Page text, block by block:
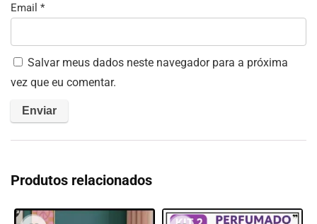
Email *
Salvar meus dados neste navegador para a próxima
vez que eu comentar.
Produtos relacionados